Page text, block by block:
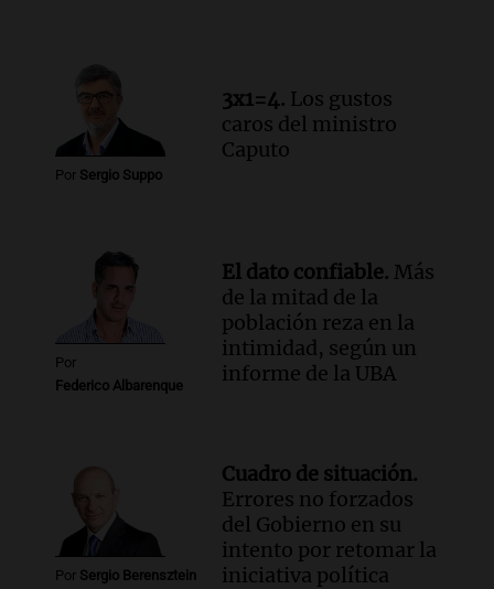
Por Sergio Suppo
3x1=4. Los gustos
caros del ministro
Caputo
Por
Federico Albarenque
El dato confiable. Más
de la mitad de la
población reza en la
intimidad, según un
informe de la UBA
Por Sergio Berensztein
Cuadro de situación.
Errores no forzados
del Gobierno en su
intento por retomar la
iniciativa política